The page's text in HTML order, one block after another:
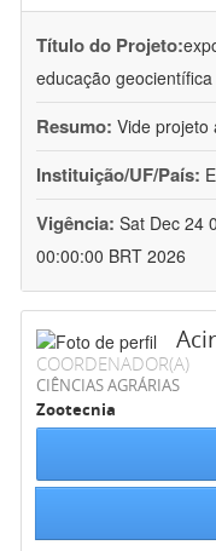
Título do Projeto:
educação
Resumo: Vide projeto
Instituição/UF/País:
Vigência: Sat Dec 24
00:00:00 BRT 2026
COORDENADOR(A)
CIÊNCIAS AGRÁRIAS
Zootecnia